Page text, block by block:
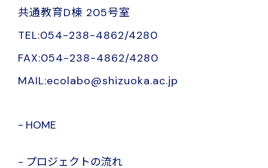
共通教育D棟 205号室
TEL:054-238-4862/4280
FAX:054-238-4862/4280
MAIL:ecolabo@shizuoka.ac.jp
HOME
プロジェクトの流れ